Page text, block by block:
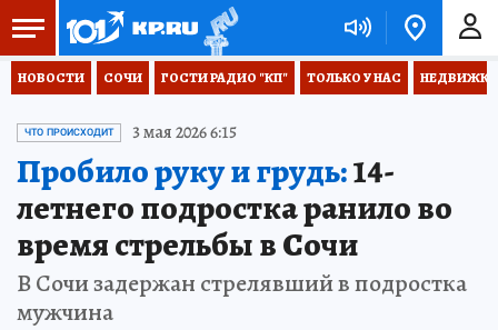
НОВОСТИ СОЧИ ГОСТИ РАДИО "КП" ТОЛЬКО У НАС НЕДВИЖКА
ЧТО ПРОИСХОДИТ 3 мая 2026 6:15
Пробило руку и грудь:14-
летнего подростка ранило во
время стрельбы в Сочи
В Сочи задержан стрелявший в подростка
мужчина